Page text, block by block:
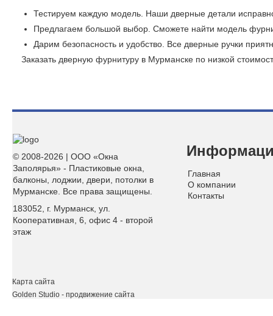
Тестируем каждую модель. Наши дверные детали
Предлагаем большой выбор. Сможете найти модель
Дарим безопасность и удобство. Все дверные ручки
Заказать дверную фурнитуру в Мурманске по низкой
© 2008-2026 | ООО «Окна
Заполярья» - Пластиковые окна,
балконы, лоджии, двери, потолки в
Мурманске. Все права защищены.
183052, г. Мурманск, ул.
Кооперативная, 6, офис 4 - второй
этаж
Главная
О компании
Контакты
Карта сайта
Golden Studio - продвижение сайта